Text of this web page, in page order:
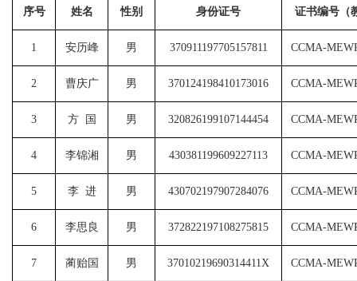
序号 姓名 性别 身份证号 证书编号（
1 安历峰 男 370911197705157811 CCMA-
2 曹庆广 男 370124198410173016 CCMA-
3 方 国 男 320826199107144454 CCMA-
4 李锦湘 男 430381199609227113 CCMA-
5 李 进 男 430702197907284076 CCMA-
6 李思良 男 372822197108275815 CCMA-
7 蔺贻国 男 37010219690314411X CCMA-